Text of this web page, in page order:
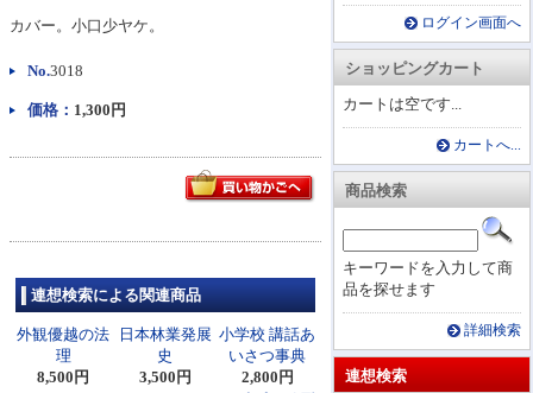
ログイン画面へ
ショッピングカート
カートは空です...
カートへ...
商品検索
キーワードを入力して商
品を探せます
詳細検索
連想検索
カバー。小口少ヤケ。
No.3018
価格： 1,300円
連想検索による関連商品
外観優越の法
理
8,500円
日本林業発展
史
3,500円
小学校 講話あ
いさつ事典
2,800円